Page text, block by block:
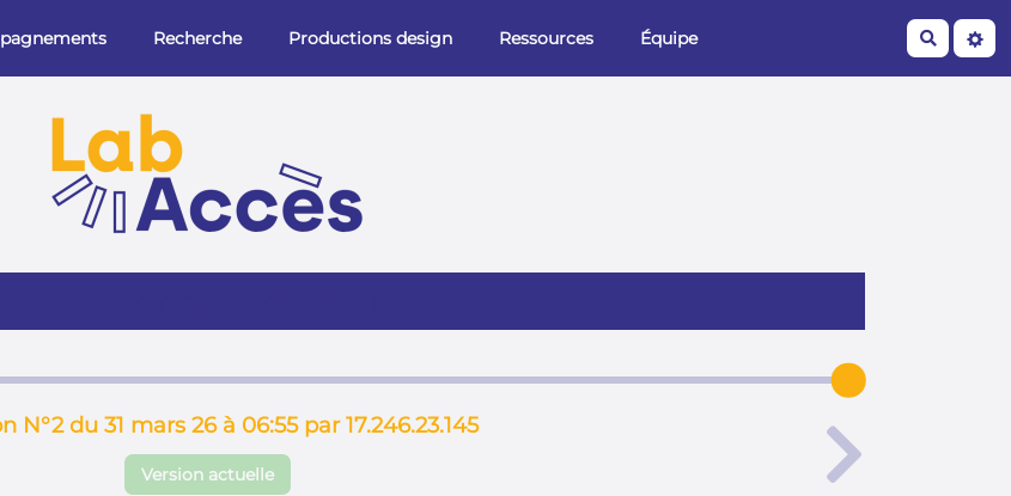
Recherche Productions design Ressources Équipe
N°2 du 31 mars 26 à 06:55 par 17.246.23.145
Version actuelle